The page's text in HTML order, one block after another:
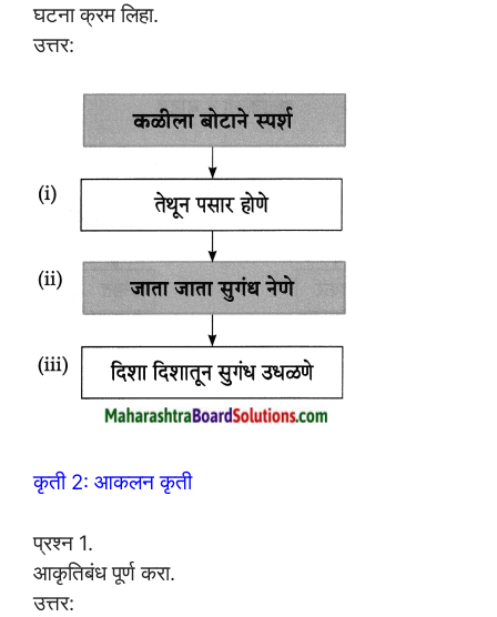
घटना क्रम लिहा.
उत्तर:
कृती 2: आकलन कृती
प्रश्न 1.
आकृतिबंध पूर्ण करा.
उत्तर: